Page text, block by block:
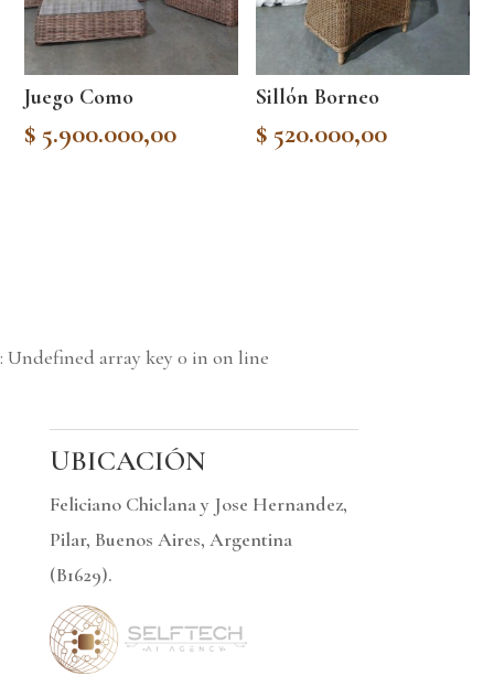
Juego Como
$ 5.900.000,00
Sillón Borneo
$ 520.000,00
: Undefined array key 0 in on line
UBICACIÓN
Feliciano Chiclana y Jose Hernandez,
Pilar, Buenos Aires, Argentina
(B1629).